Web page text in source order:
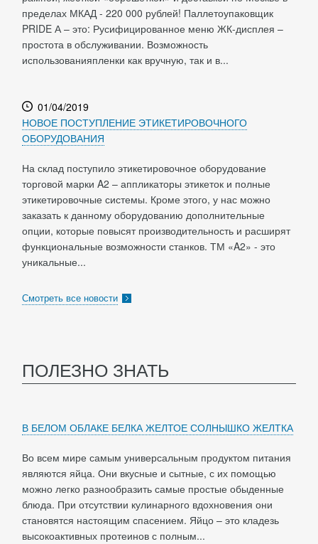
пределах МКАД - 220 000 рублей! Паллетоупаковщик
PRIDE А – это: Русифицированное меню ЖК-дисплея –
простота в обслуживании. Возможность
использованияпленки как вручную, так и в...
01/04/2019
НОВОЕ ПОСТУПЛЕНИЕ ЭТИКЕТИРОВОЧНОГО
ОБОРУДОВАНИЯ
На склад поступило этикетировочное оборудование
торговой марки A2 – аппликаторы этикеток и полные
этикетировочные системы. Кроме этого, у нас можно
заказать к данному оборудованию дополнительные
опции, которые повысят производительность и расширят
функциональные возможности станков. ТМ «A2» - это
уникальные...
Смотреть все новости
ПОЛЕЗНО ЗНАТЬ
В БЕЛОМ ОБЛАКЕ БЕЛКА ЖЕЛТОЕ СОЛНЫШКО ЖЕЛТКА
Во всем мире самым универсальным продуктом питания
являются яйца. Они вкусные и сытные, с их помощью
можно легко разнообразить самые простые обыденные
блюда. При отсутствии кулинарного вдохновения они
становятся настоящим спасением. Яйцо – это кладезь
высокоактивных протеинов с полным...